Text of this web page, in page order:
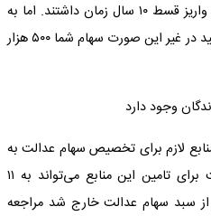
گرفت که تا سال ۱۴۰۰ این افراد برای واریز قسط ۱۰ سال زمان داشتند. اما به
یکباره گفتند مابقی مبلغ سهام را بدهید در غیر این صورت سهام شما ۵۰۰ هزار
وجود دارد
لازم برای تخصیص سهام عدالت به
جاماندگان را ندارد، بیان کرد: دولت برای تامین این منابع می‌تواند به ۱۱
سبد سهام عدالت خارج شد مراجعه